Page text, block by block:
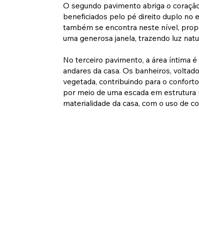
O segundo pavimento abriga o
beneficiados pelo pé direito duplo no
também se encontra neste nível,
uma generosa janela, trazendo luz
No terceiro pavimento, a área íntima
andares da casa. Os banheiros,
vegetada, contribuindo para o
por meio de uma escada em
materialidade da casa, com o uso de